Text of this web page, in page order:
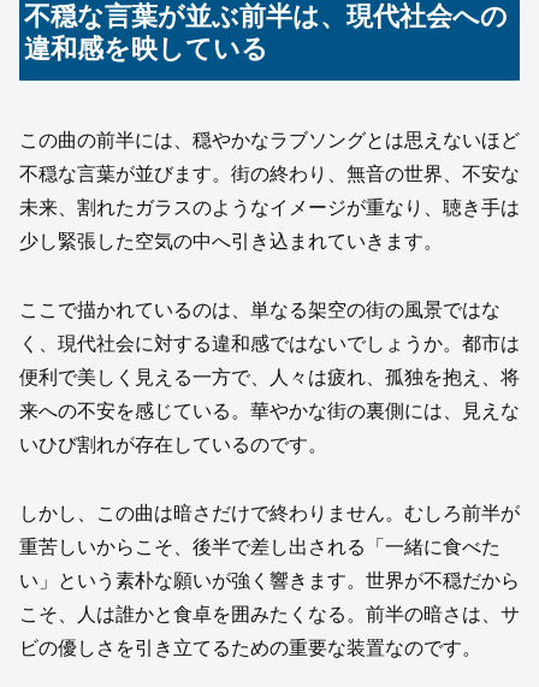
不穏な言葉が並ぶ前半は、現代社会への
違和感を映している
この曲の前半には、穏やかなラブソングとは思えないほど
不穏な言葉が並びます。街の終わり、無音の世界、不安な
未来、割れたガラスのようなイメージが重なり、聴き手は
少し緊張した空気の中へ引き込まれていきます。
ここで描かれているのは、単なる架空の街の風景ではな
く、現代社会に対する違和感ではないでしょうか。都市は
便利で美しく見える一方で、人々は疲れ、孤独を抱え、将
来への不安を感じている。華やかな街の裏側には、見えな
いひび割れが存在しているのです。
しかし、この曲は暗さだけで終わりません。むしろ前半が
重苦しいからこそ、後半で差し出される「一緒に食べた
い」という素朴な願いが強く響きます。世界が不穏だから
こそ、人は誰かと食卓を囲みたくなる。前半の暗さは、サ
ビの優しさを引き立てるための重要な装置なのです。